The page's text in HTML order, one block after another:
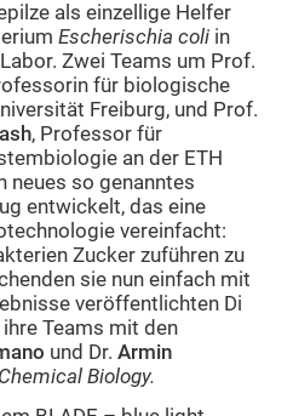
als einzellige Helfer
Escherischia coli in
Zwei Teams um Prof.
für biologische
Freiburg, und Prof.
, Professor für
an der ETH
neues so genanntes
entwickelt, das eine
vereinfacht:
Zucker zuführen zu
sie nun einfach mit
veröffentlichten Di
Teams mit den
und Dr. Armin
Biology.